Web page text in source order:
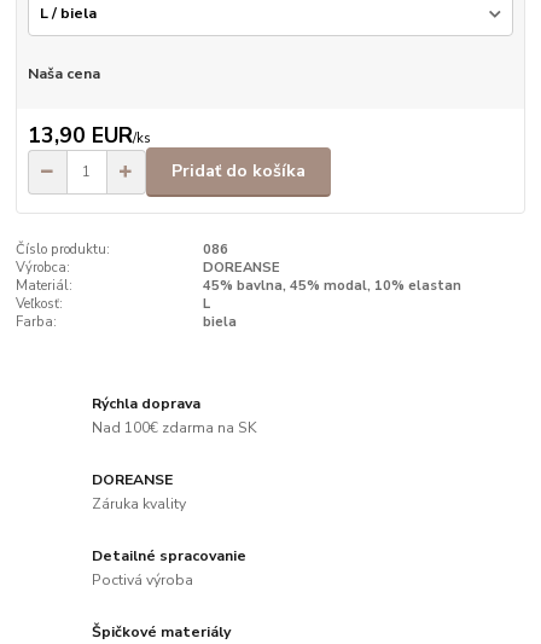
Naša cena
13,90 EUR/ks
Pridať do košíka
Číslo produktu:
086
Výrobca:
DOREANSE
Materiál:
45% bavlna, 45% modal, 10% elastan
Veľkosť:
L
Farba:
biela
Rýchla doprava
Nad 100€ zdarma na SK
DOREANSE
Záruka kvality
Detailné spracovanie
Poctivá výroba
Špičkové materiály